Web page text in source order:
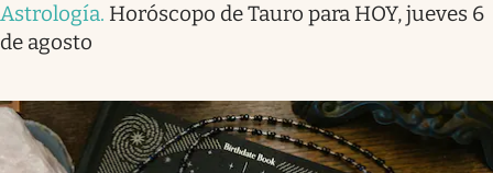
Astrología. Horóscopo de Tauro para HOY, jueves 6
de agosto